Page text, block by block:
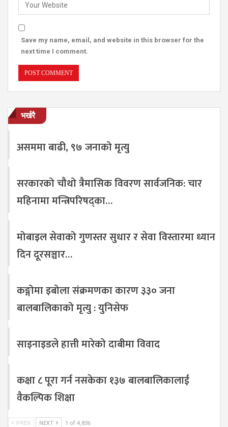
Save my name, email, and website in this browser for the
next time I comment.
भर्खरै
असममा बाढी, ९७ जनाको मृत्यु
सरकारको चौथो त्रैमासिक विवरण सार्वजनिक: चार
महिनामा मन्त्रिपरिषद्का…
मोबाइल सेवाको गुणस्तर सुधार र सेवा विस्तारमा ध्यान
दिन दूरसञ्चार…
कङ्गोमा इबोला संक्रमणका कारण ३३० जना
बालबालिकाको मृत्यु : युनिसेफ
साइनाइडले हात्ती मारेको दाबीमा विवाद
कक्षा ८ पूरा गर्न नसकेका १३७ बालबालिकालाई
वैकल्पिक शिक्षा
PREV NEXT 1 of 4,836